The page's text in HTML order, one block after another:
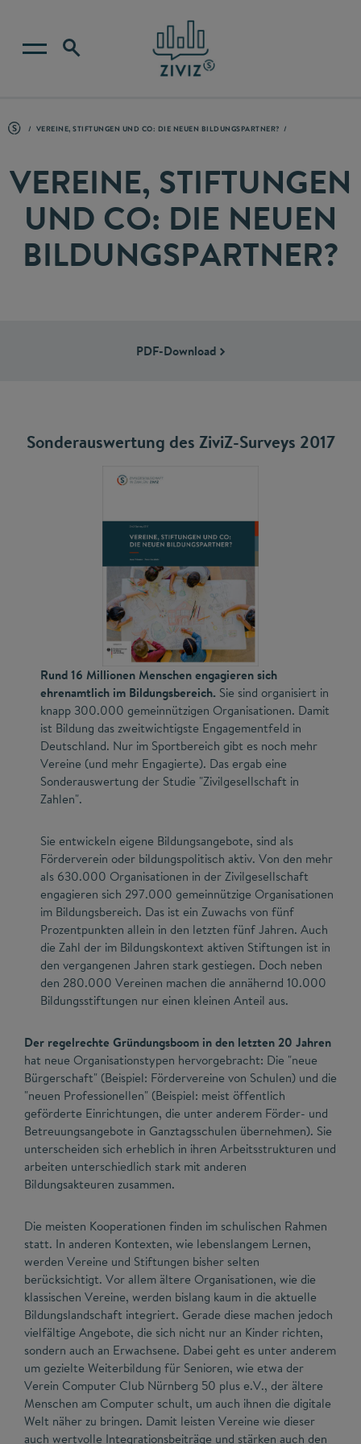
VEREINE, STIFTUNGEN UND CO: DIE NEUEN BILDUNGSPARTNER?
VEREINE, STIFTUNGEN
UND CO: DIE NEUEN
BILDUNGSPARTNER?
PDF-Download
Sonderauswertung des ZiviZ-Surveys 2017
Rund 16 Millionen Menschen engagieren sich
ehrenamtlich im Bildungsbereich. Sie sind organisiert in
knapp 300.000 gemeinnützigen Organisationen. Damit
ist Bildung das zweitwichtigste Engagementfeld in
Deutschland. Nur im Sportbereich gibt es noch mehr
Vereine (und mehr Engagierte). Das ergab eine
Sonderauswertung der Studie "Zivilgesellschaft in
Zahlen".
Sie entwickeln eigene Bildungsangebote, sind als
Förderverein oder bildungspolitisch aktiv. Von den mehr
als 630.000 Organisationen in der Zivilgesellschaft
engagieren sich 297.000 gemeinnützige Organisationen
im Bildungsbereich. Das ist ein Zuwachs von fünf
Prozentpunkten allein in den letzten fünf Jahren. Auch
die Zahl der im Bildungskontext aktiven Stiftungen ist in
den vergangenen Jahren stark gestiegen. Doch neben
den 280.000 Vereinen machen die annähernd 10.000
Bildungsstiftungen nur einen kleinen Anteil aus.
Der regelrechte Gründungsboom in den letzten 20 Jahren
hat neue Organisationstypen hervorgebracht: Die "neue
Bürgerschaft" (Beispiel: Fördervereine von Schulen) und die
"neuen Professionellen" (Beispiel: meist öffentlich
geförderte Einrichtungen, die unter anderem Förder- und
Betreuungsangebote in Ganztagsschulen übernehmen). Sie
unterscheiden sich erheblich in ihren Arbeitsstrukturen und
arbeiten unterschiedlich stark mit anderen
Bildungsakteuren zusammen.
Die meisten Kooperationen finden im schulischen Rahmen
statt. In anderen Kontexten, wie lebenslangem Lernen,
werden Vereine und Stiftungen bisher selten
berücksichtigt. Vor allem ältere Organisationen, wie die
klassischen Vereine, werden bislang kaum in die aktuelle
Bildungslandschaft integriert. Gerade diese machen jedoch
vielfältige Angebote, die sich nicht nur an Kinder richten,
sondern auch an Erwachsene. Dabei geht es unter anderem
um gezielte Weiterbildung für Senioren, wie etwa der
Verein Computer Club Nürnberg 50 plus e.V., der ältere
Menschen am Computer schult, um auch ihnen die digitale
Welt näher zu bringen. Damit leisten Vereine wie dieser
auch wertvolle Integrationsbeiträge und stärken auch den